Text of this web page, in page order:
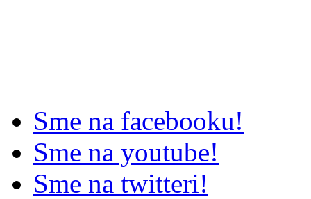
Sme na facebooku!
Sme na youtube!
Sme na twitteri!